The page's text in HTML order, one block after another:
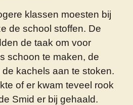
klassen moesten bij
de school stoffen. De
de taak om voor
schoon te maken, de
kachels aan te stoken.
of er kwam teveel rook
Smid er bij gehaald.